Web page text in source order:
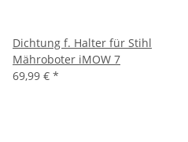
Dichtung f. Halter für Stihl
Mähroboter iMOW 7
69,99 € *